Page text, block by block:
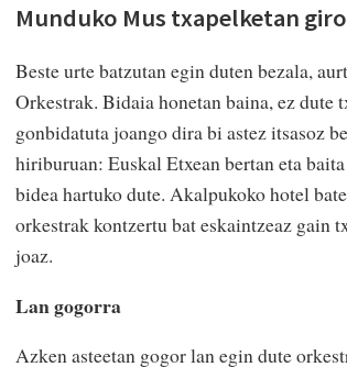
Munduko Mus txapelketan
Beste urte batzutan egin duten bezala,
Orkestrak. Bidaia honetan baina, ez
gonbidatuta joango dira bi astez itsasoz
hiriburuan: Euskal Etxean bertan eta
bidea hartuko dute. Akalpukoko hotel
orkestrak kontzertu bat eskaintzeaz gain
joaz.
Lan gogorra
Azken asteetan gogor lan egin dute